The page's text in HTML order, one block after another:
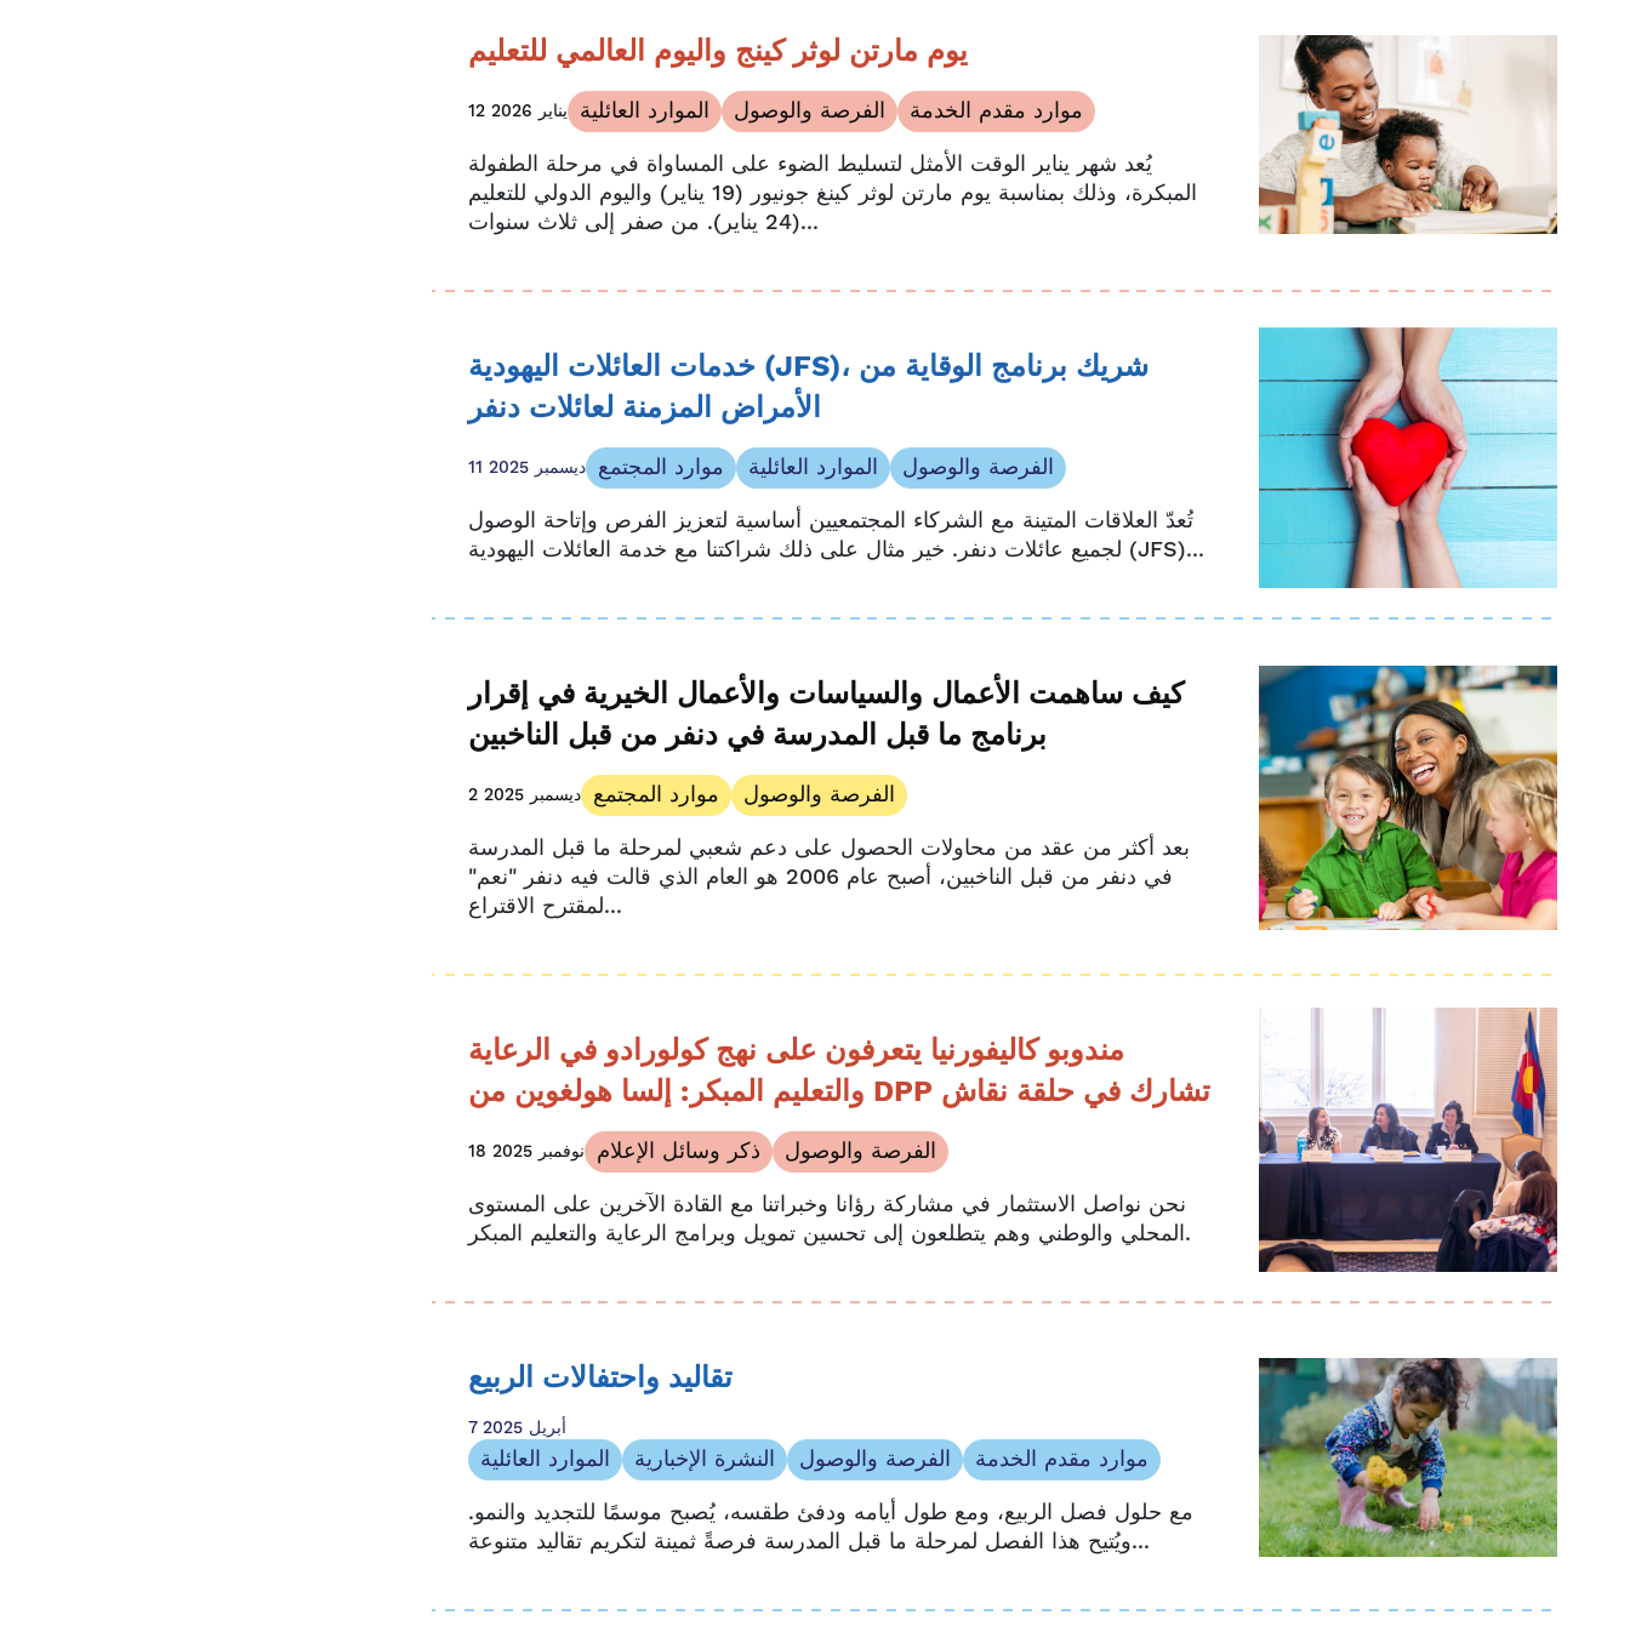
يوم مارتن لوثر كينج واليوم العالمي للتعليم
12 يناير 2026 الموارد العائلية الفرصة والوصول
موارد مقدم الخدمة
يُعد شهر يناير الوقت الأمثل لتسليط الضوء على المساواة في مرحلة الطفولة
المبكرة، وذلك بمناسبة يوم مارتن لوثر كينغ جونيور (19 يناير) واليوم الدولي للتعليم
(24 يناير). من صفر إلى ثلاث سنوات...
خدمات العائلات اليهودية (JFS)، شريك برنامج الوقاية من
الأمراض المزمنة لعائلات دنفر
11 ديسمبر 2025 موارد المجتمع الموارد العائلية
الفرصة والوصول
تُعدّ العلاقات المتينة مع الشركاء المجتمعيين أساسية لتعزيز الفرص وإتاحة الوصول
لجميع عائلات دنفر. خير مثال على ذلك شراكتنا مع خدمة العائلات اليهودية (JFS)...
كيف ساهمت الأعمال والسياسات والأعمال الخيرية في إقرار
برنامج ما قبل المدرسة في دنفر من قبل الناخبين
2 ديسمبر 2025 موارد المجتمع
الفرصة والوصول
بعد أكثر من عقد من محاولات الحصول على دعم شعبي لمرحلة ما قبل المدرسة
في دنفر من قبل الناخبين، أصبح عام 2006 هو العام الذي قالت فيه دنفر "نعم"
لمقترح الاقتراع...
مندوبو كاليفورنيا يتعرفون على نهج كولورادو في الرعاية
والتعليم المبكر: إلسا هولغوين من DPP تشارك في حلقة نقاش
18 نوفمبر 2025 ذكر وسائل الإعلام
الفرصة والوصول
نحن نواصل الاستثمار في مشاركة رؤانا وخبراتنا مع القادة الآخرين على المستوى
المحلي والوطني وهم يتطلعون إلى تحسين تمويل وبرامج الرعاية والتعليم المبكر.
تقاليد واحتفالات الربيع
7 أبريل 2025
الموارد العائلية النشرة الإخبارية الفرصة والوصول
موارد مقدم الخدمة
مع حلول فصل الربيع، ومع طول أيامه ودفئ طقسه، يُصبح موسمًا للتجديد والنمو.
ويُتيح هذا الفصل لمرحلة ما قبل المدرسة فرصةً ثمينة لتكريم تقاليد متنوعة...